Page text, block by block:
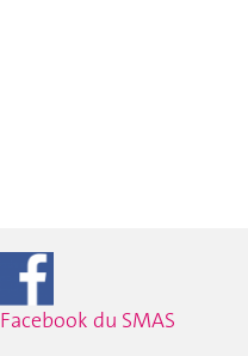
Facebook du SMAS